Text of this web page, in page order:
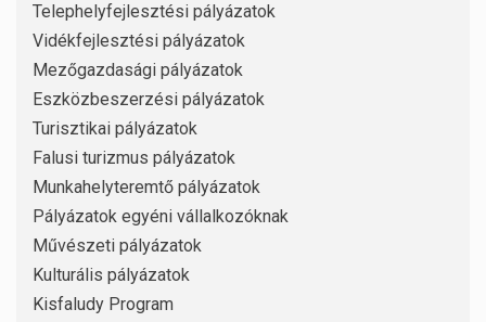
Telephelyfejlesztési pályázatok
Vidékfejlesztési pályázatok
Mezőgazdasági pályázatok
Eszközbeszerzési pályázatok
Turisztikai pályázatok
Falusi turizmus pályázatok
Munkahelyteremtő pályázatok
Pályázatok egyéni vállalkozóknak
Művészeti pályázatok
Kulturális pályázatok
Kisfaludy Program